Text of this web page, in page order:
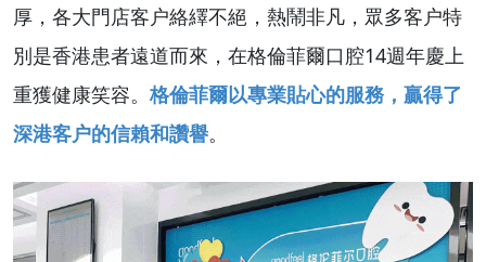
厚，各大門店客户絡繹不絕，熱鬧非凡，眾多客户特
別是香港患者遠道而來，在格倫菲爾口腔14週年慶上
重獲健康笑容。 格倫菲爾以專業貼心的服務，贏得了
深港客户的信賴和讚譽。